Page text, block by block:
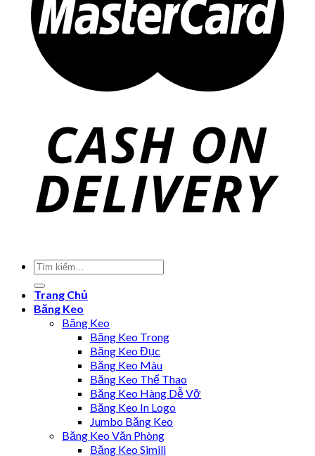
Trang Chủ
Băng Keo
Băng Keo
Băng Keo Trong
Băng Keo Đục
Băng Keo Màu
Băng Keo Thể Thao
Băng Keo Hàng Dễ Vỡ
Băng Keo In Logo
Jumbo Băng Keo
Băng Keo Văn Phòng
Băng Keo Simili